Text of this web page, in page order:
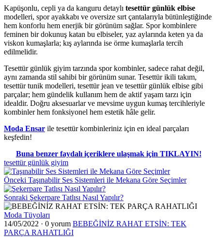
Kapüşonlu, cepli ya da kanguru detaylı tesettür günlük elbise
modelleri, spor ayakkabı ve oversize sırt çantalarıyla bütünleştiğinde
hem konforlu hem enerjik bir görünüm sağlar. Spor kombinlere
feminen bir dokunuş katan bu elbiseler, yaz aylarında keten ya da
viskon kumaşlarla; kış aylarında ise örme kumaşlarla tercih
edilmelidir.
Tesettür günlük giyim tarzında spor kombinler, sadece rahat değil,
aynı zamanda stil sahibi bir görünüm sunar. Tesettür ikili takım,
tesettür tunik modelleri, tesettür jean ve tesettür günlük elbise gibi
parçalar; hem gündelik kullanım hem de aktif yaşam tarzı için
idealdir. Doğru aksesuarlar ve mevsime uygun kumaş tercihleriyle
kombinler hem fonksiyonel hem estetik hâle gelir.
Moda Ensar ile tesettür kombinleriniz için en ideal parçaları
keşfedin!
Buna benzer faydalı içeriklere ulaşmak için TIKLAYIN!
tesettür günlük giyim
Önceki Taşınabilir Ses Sistemleri ile Mekana Göre Seçimler
Sonraki Şekerpare Tatlısı Nasıl Yapılır?
Moda Tüyoları
14/05/2022 · 0 yorum BEBEĞİNİZ RAHAT ETSİN: TEK
PARÇA RAHATLIĞI